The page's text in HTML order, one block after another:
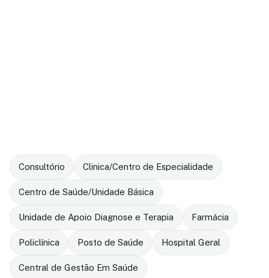
Consultório Clinica/Centro de Especialidade
Centro de Saúde/Unidade Básica
Unidade de Apoio Diagnose e Terapia Farmácia
Policlínica Posto de Saúde Hospital Geral
Central de Gestão Em Saúde